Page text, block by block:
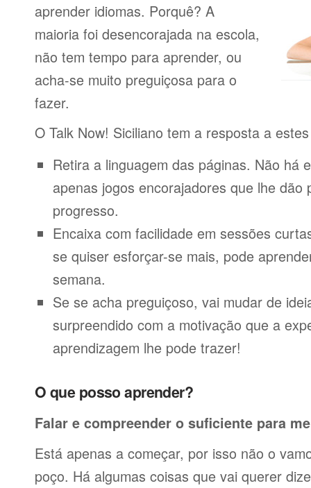
aprender idiomas. Porquê? A
maioria foi desencorajada na escola,
não tem tempo para aprender, ou
acha-se muito preguiçosa para o
fazer.
O Talk Now! Siciliano tem a resposta a
Retira a linguagem das páginas. Não há
apenas jogos encorajadores que lhe dão
progresso.
Encaixa com facilidade em sessões
se quiser esforçar-se mais, pode
semana.
Se se acha preguiçoso, vai mudar de
surpreendido com a motivação que a
aprendizagem lhe pode trazer!
O que posso aprender?
Falar e compreender o suficiente para
Está apenas a começar, por isso não o
poço. Há algumas coisas que vai querer